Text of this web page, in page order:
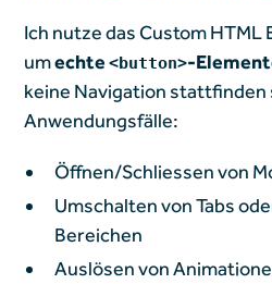
Ich nutze das Custom
umechte<button>-
keine Navigation stattfinden
Anwendungsfälle:
Öffnen/Schliessen von
Umschalten von Tabs
Bereichen
Auslösen von